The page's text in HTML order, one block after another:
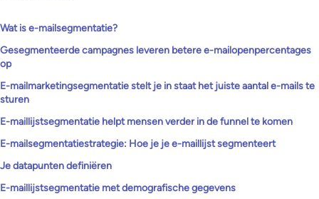
Wat is e-mailsegmentatie?
Gesegmenteerde campagnes leveren betere e-mailopenpercentages
op
E-mailmarketingsegmentatie stelt je in staat het juiste aantal e-mails te
sturen
E-maillijstsegmentatie helpt mensen verder in de funnel te komen
E-mailsegmentatiestrategie: Hoe je je e-maillijst segmenteert
Je datapunten definiëren
E-maillijstsegmentatie met demografische gegevens